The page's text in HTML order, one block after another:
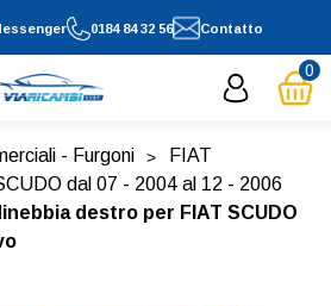
0184 84 32 56 Contatto
0
- Furgoni
FIAT
dal 07 - 2004 al 12 - 2006
destro per FIAT SCUDO